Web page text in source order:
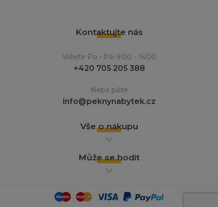
Kontaktujte nás
Volejte Po - Pá: 9:00 - 16:00
+420 705 205 388
Nebo pište
info@peknynabytek.cz
Vše o nákupu
Může se hodit